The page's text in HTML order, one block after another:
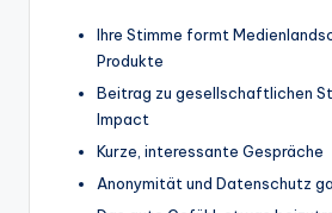
Ihre Stimme formt
Produkte
Beitrag zu gesellschaftlichen
Impact
Kurze, interessante Gespräche
Anonymität und Datenschutz